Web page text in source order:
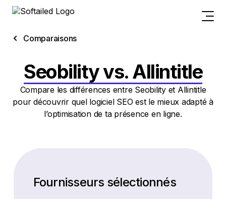
Comparaisons
Seobility vs. Allintitle
Compare les différences entre Seobility et Allintitle
pour découvrir quel logiciel SEO est le mieux adapté à
l’optimisation de ta présence en ligne.
Fournisseurs sélectionnés